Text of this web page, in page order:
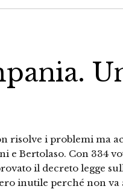
risolve i problemi ma
e Bertolaso. Con 334
il decreto legge
inutile perché non va